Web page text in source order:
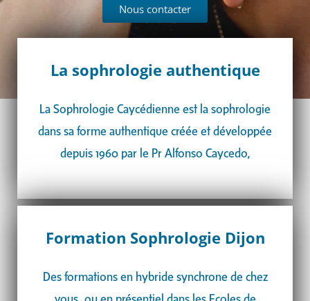
Nous contacter
La sophrologie authentique
La Sophrologie Caycédienne est la sophrologie
dans sa forme authentique créée et développée
depuis 1960 par le Pr Alfonso Caycedo,
Formation Sophrologie Dijon
Des formations en hybride synchrone de chez